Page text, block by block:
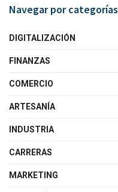
Navegar por categorías
DIGITALIZACIÓN
FINANZAS
COMERCIO
ARTESANÍA
INDUSTRIA
CARRERAS
MARKETING